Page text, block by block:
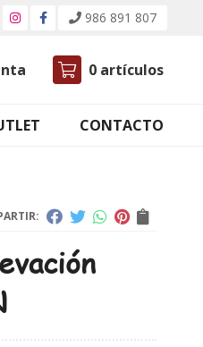
986 891 807
0 artículos
CONTACTO